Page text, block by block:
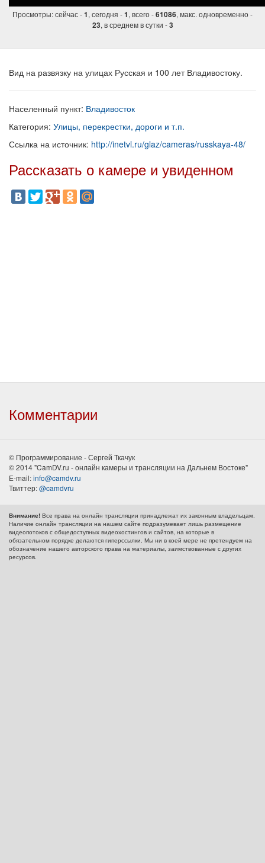
Просмотры: сейчас -1, сегодня -1, всего -61086, макс. одновременно -
23, в среднем в сутки -3
Вид на развязку на улицах Русская и 100 лет Владивостоку.
Населенный пункт: Владивосток
Категория: Улицы, перекрестки, дороги и т.п.
Ссылка на источник: http://inetvl.ru/glaz/cameras/russkaya-48/
Рассказать о камере и увиденном
Комментарии
© Программирование - Сергей Ткачук
© 2014 "CamDV.ru - онлайн камеры и трансляции на Дальнем Востоке"
E-mail:info@camdv.ru
Твиттер:@camdvru
Внимание! Все права на онлайн трансляции принадлежат их законным владельцам.
Наличие онлайн трансляции на нашем сайте подразумевает лишь размещение
видеопотоков с общедоступных видеохостингов и сайтов, на которые в
обязательном порядке делаются гиперссылки. Мы ни в коей мере не претендуем на
обозначение нашего авторского права на материалы, заимствованные с других
ресурсов.